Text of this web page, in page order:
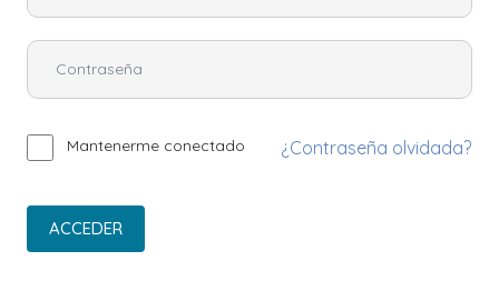
Mantenerme conectado ¿Contraseña olvidada?
ACCEDER